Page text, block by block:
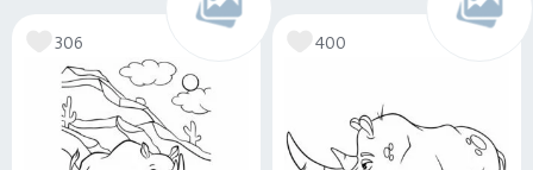
306 400